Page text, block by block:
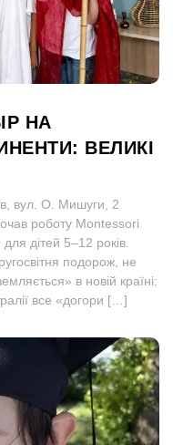
НА
ВЕЛИКІ
вул. О. Мишуги, 2
роботу Montessori
дітей 5–12 років.
подорож, не
в новій країні:
все «догори […]